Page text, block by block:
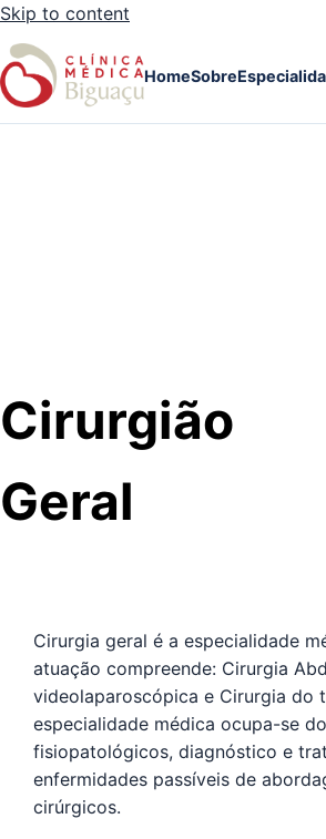
Skip to content
HomeSobre
Cirurgião
Geral
Cirurgia geral é a especialidade
atuação compreende: Cirurgia
videolaparoscópica e Cirurgia do
especialidade médica ocupa-se
fisiopatológicos, diagnóstico e
enfermidades passíveis de
cirúrgicos.